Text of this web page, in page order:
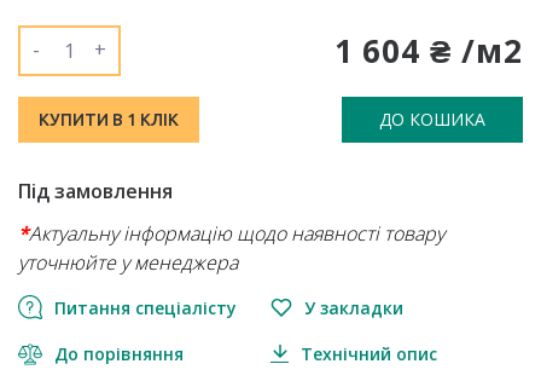
1 604 ₴ /м2
- +
КУПИТИ В 1 КЛІК ДО КОШИКА
Під замовлення
*Актуальну інформацію щодо наявності товару
уточнюйте у менеджера
Питання спеціалісту У закладки
До порівняння Технічний опис